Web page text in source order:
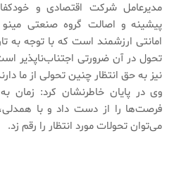
مدیرعامل شرکت اقتصادی و
پیشینه و اصالت گروه صنعتی مینو
امانتی ارزشمند است که با توجه به
تحول در آن ضرورتی اجتناب‌ناپذیر
نیز به حق انتظار چنین تحولی از ما
وی در پایان خاطرنشان کرد: زمان
فرصت‌ها را از دست داد و با
می‌توان تحولات مورد انتظار را رقم زد.